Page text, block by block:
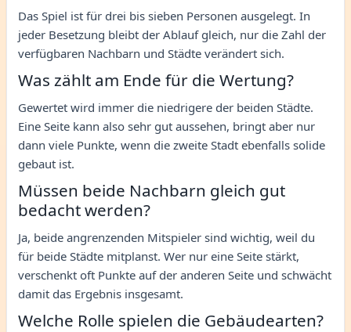
Das Spiel ist für drei bis sieben Personen ausgelegt. In
jeder Besetzung bleibt der Ablauf gleich, nur die Zahl der
verfügbaren Nachbarn und Städte verändert sich.
Was zählt am Ende für die Wertung?
Gewertet wird immer die niedrigere der beiden Städte.
Eine Seite kann also sehr gut aussehen, bringt aber nur
dann viele Punkte, wenn die zweite Stadt ebenfalls solide
gebaut ist.
Müssen beide Nachbarn gleich gut
bedacht werden?
Ja, beide angrenzenden Mitspieler sind wichtig, weil du
für beide Städte mitplanst. Wer nur eine Seite stärkt,
verschenkt oft Punkte auf der anderen Seite und schwächt
damit das Ergebnis insgesamt.
Welche Rolle spielen die Gebäudearten?